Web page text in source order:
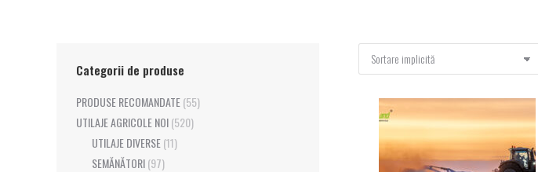
Categorii de produse
PRODUSE RECOMANDATE(55)
UTILAJE AGRICOLE NOI(520)
UTILAJE DIVERSE(11)
SEMĂNĂTORI(97)